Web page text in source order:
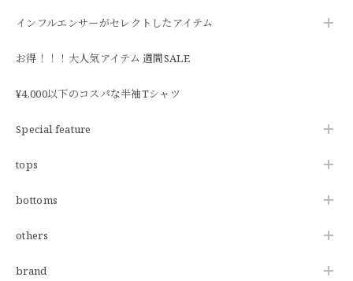
インフルエンサーがセレクトしたアイテム
お得！！！大人気アイテム 週間SALE
¥4,000以下のコスパな半袖Tシャツ
Special feature
tops
bottoms
others
brand